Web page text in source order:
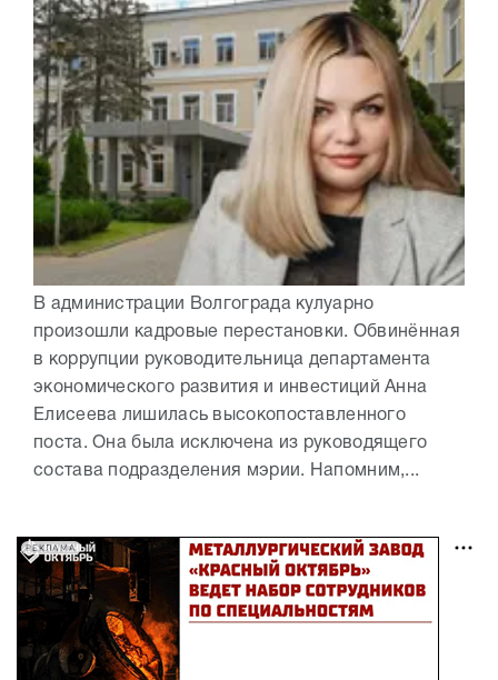
В администрации Волгограда кулуарно
произошли кадровые перестановки. Обвинённая
в коррупции руководительница департамента
экономического развития и инвестиций Анна
Елисеева лишилась высокопоставленного
поста. Она была исключена из руководящего
состава подразделения мэрии. Напомним,...
РЕКЛАМА